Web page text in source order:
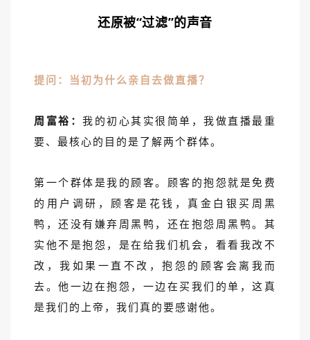
还原被“过滤”的声音
提问：当初为什么亲自去做直播？
周富裕：我的初心其实很简单，我做直播最重
要、最核心的目的是了解两个群体。
第一个群体是我的顾客。顾客的抱怨就是免费
的用户调研，顾客是花钱，真金白银买周黑
鸭，还没有嫌弃周黑鸭，还在抱怨周黑鸭。其
实他不是抱怨，是在给我们机会，看看我改不
改，我如果一直不改，抱怨的顾客会离我而
去。他一边在抱怨，一边在买我们的单，这真
是我们的上帝，我们真的要感谢他。